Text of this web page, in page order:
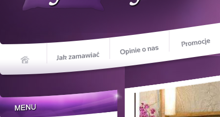
Jak zamawiać
Opinie o nas